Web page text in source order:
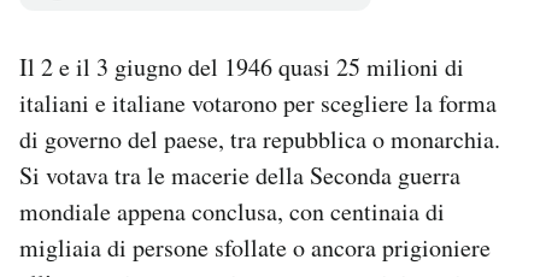
Area Personale
Newsletter
Notifiche mobile
Regala il Post
Hai bisogno di aiuto?
Esci
Il 2 e il 3 giugno del 1946 quasi 25 milioni di
italiani e italiane votarono per scegliere la forma
di governo del paese, tra repubblica o monarchia.
Si votava tra le macerie della Seconda guerra
mondiale appena conclusa, con centinaia di
migliaia di persone sfollate o ancora prigioniere